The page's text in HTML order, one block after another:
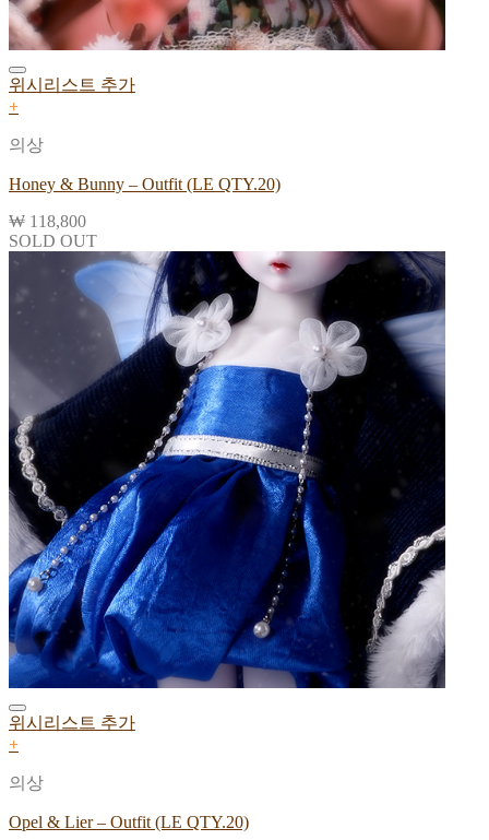
위시리스트 추가
+
의상
Honey & Bunny – Outfit (LE QTY.20)
₩ 118,800
SOLD OUT
위시리스트 추가
+
의상
Opel & Lier – Outfit (LE QTY.20)